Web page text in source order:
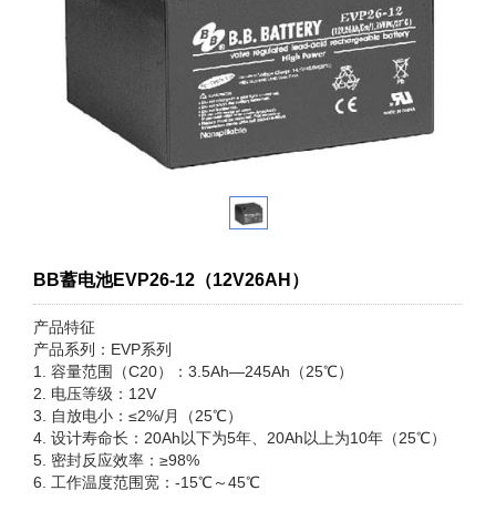
BB蓄电池EVP26-12（12V26AH）
产品特征
产品系列：EVP系列
1. 容量范围（C20）：3.5Ah—245Ah（25℃）
2. 电压等级：12V
3. 自放电小：≤2%/月（25℃）
4. 设计寿命长：20Ah以下为5年、20Ah以上为10年（25℃）
5. 密封反应效率：≥98%
6. 工作温度范围宽：-15℃～45℃